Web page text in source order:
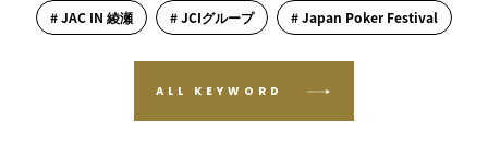
# JAC IN 綾瀬 # JCIグループ # Japan Poker Festival
ALL KEYWORD